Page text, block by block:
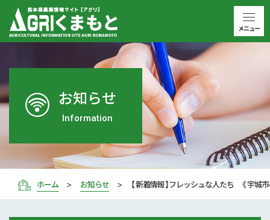
お知らせ
Information
ホーム お知らせ 【 新着情報 】フレッシュな人たち 《 宇城
メニュー